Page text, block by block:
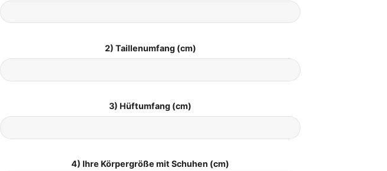
2) Taillenumfang (cm)
3) Hüftumfang (cm)
4) Ihre Körpergröße mit Schuhen (cm)